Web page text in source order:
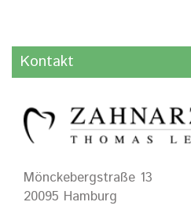
Kontakt
Mönckebergstraße 13
20095 Hamburg